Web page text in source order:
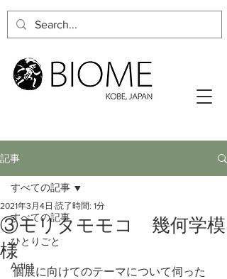
記事
すべての記事
ひとりごと
Artist
すべての記事
③モリタモモコ 幾何学模
様
2021年3月4日 読了時間: 1分
個展に向けてのテーマについて伺った